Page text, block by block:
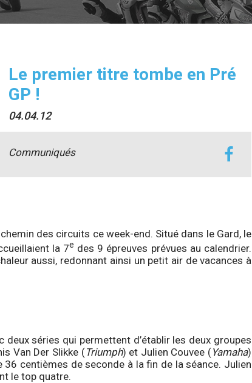
Le premier titre tombe en Pré
GP !
04.04.12
Communiqués
des circuits ce week-end. Situé dans le Gard, le
la 7e des 9 épreuves prévues au calendrier.
aussi, redonnant ainsi un petit air de vacances à
deux séries qui permettent d’établir les deux groupes
Van Der Slikke (Triumph) et Julien Couvee (Yamaha)
centièmes de seconde à la fin de la séance. Julien
le top quatre.